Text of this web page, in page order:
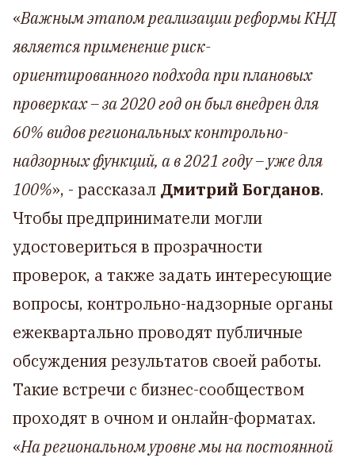
«Важным этапом реализации реформы КНД
является применение риск-
ориентированного подхода при плановых
проверках – за 2020 год он был внедрен для
60% видов региональных контрольно-
надзорных функций, а в 2021 году – уже для
100%», - рассказал Дмитрий Богданов.
Чтобы предприниматели могли
удостовериться в прозрачности
проверок, а также задать интересующие
вопросы, контрольно-надзорные органы
ежеквартально проводят публичные
обсуждения результатов своей работы.
Такие встречи с бизнес-сообществом
проходят в очном и онлайн-форматах.
«На региональном уровне мы на постоянной